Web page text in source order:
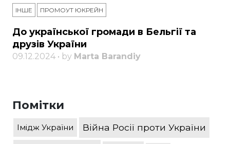
ІНШЕ ПРОМОУТ ЮКРЕЙН
До української громади в Бельгії та
друзів України
09.12.2024 • by Marta Barandiy
Помітки
Імідж України Війна Росії проти України